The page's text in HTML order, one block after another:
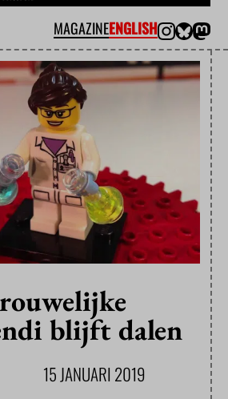
MAGAZINEENGLISH
blijft dalen
15 JANUARI 2019